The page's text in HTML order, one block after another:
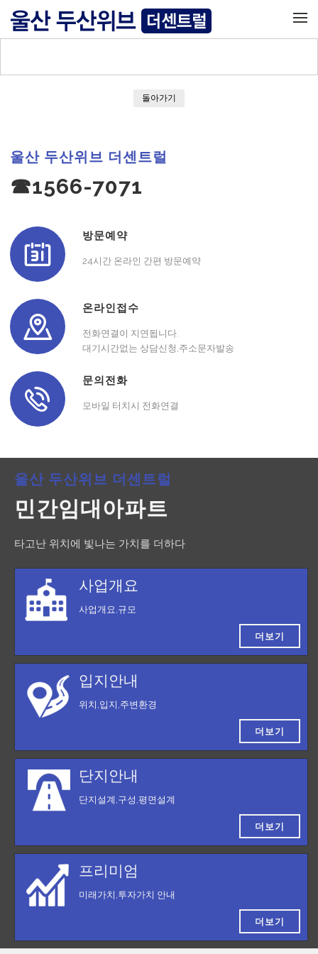
메뉴 건너뛰기
돌아가기
울산 두산위브 더센트럴
☎1566-7071
방문예약
24시간 온라인 간편 방문예약
온라인접수
전화연결이 지연됩니다.
대기시간없는 상담신청,주소문자발송
문의전화
모바일 터치시 전화연결
울산 두산위브 더센트럴
민간임대아파트
타고난 위치에 빛나는 가치를 더하다
사업개요
사업개요,규모
더보기
입지안내
위치,입지,주변환경
더보기
단지안내
단지설계,구성,평면설계
더보기
프리미엄
미래가치,투자가치 안내
더보기